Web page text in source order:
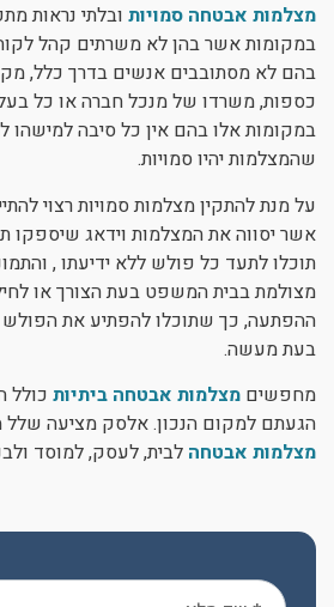
מצלמות אבטחה סמויות ובלתי נראות
במקומות אשר בהן לא משרתים קהל
בהם לא מסתובבים אנשים בדרך כלל,
כספות, משרדו של מנכל חברה או כל
במקומות אלו בהם אין כל סיבה למישהו
שהמצלמות יהיו סמויות.
על מנת להתקין מצלמות סמויות רצוי
אשר יסווה את המצלמות וידאג שיספקו
תוכלו לתעד כל פולש ללא ידיעתו ,
מצולמת בבית המשפט בעת הצורך או
ההפתעה, כך שתוכלו להפתיע את הפולש
בעת מעשה.
מחפשים מצלמות אבטחה ביתיות כולל
הגעתם למקום הנכון. אלסק מציעה
מצלמות אבטחה לבית, לעסק, למוסד